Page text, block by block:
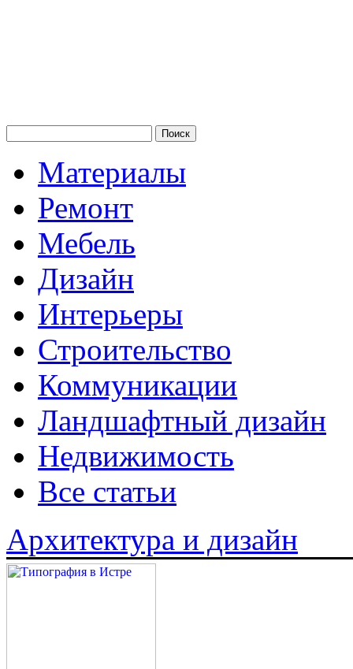
Материалы
Ремонт
Мебель
Дизайн
Интерьеры
Строительство
Коммуникации
Ландшафтный дизайн
Недвижимость
Все статьи
Архитектура и дизайн